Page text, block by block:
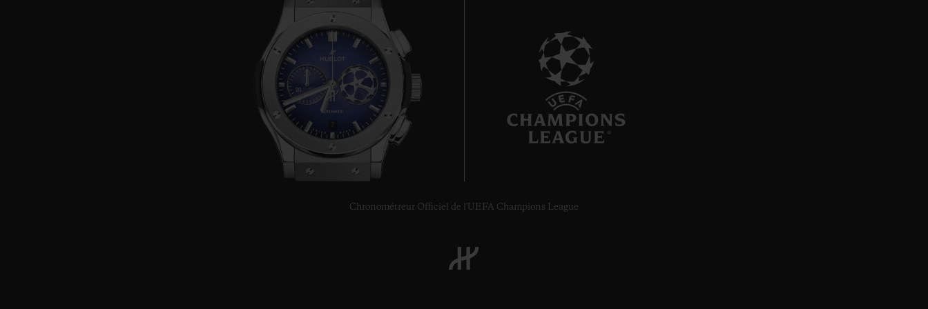
Chronométreur Officiel de l'UEFA Champions League